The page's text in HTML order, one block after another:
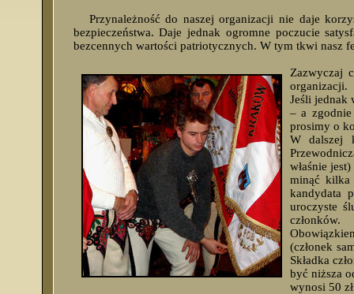
Przynależność do naszej organizacji nie daje
bezpieczeństwa. Daje jednak ogromne poczucie
bezcennych wartości patriotycznych. W tym tkwi nasz
Zazwyczaj
organizacji.
Jeśli jednak
– a
prosimy o
W dalszej
właśnie
minąć kilka
kandydata
uroczyste
członków.
(członek
Składka
być niższa
wynosi 50